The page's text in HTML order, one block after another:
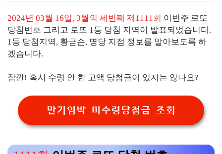
2024년 03월 16일, 3월의 세번째 제1111회 이번주 로또
당첨번호 그리고 로또 1등 당첨 지역이 발표되었습니다.
1등 당첨지역, 황금손, 명당 지점 정보를 알아보도록 하
겠습니다.
잠깐! 혹시 수령 안 한 고액 당첨금이 있지는 않나요?
만기임박 미수령당첨금 조회